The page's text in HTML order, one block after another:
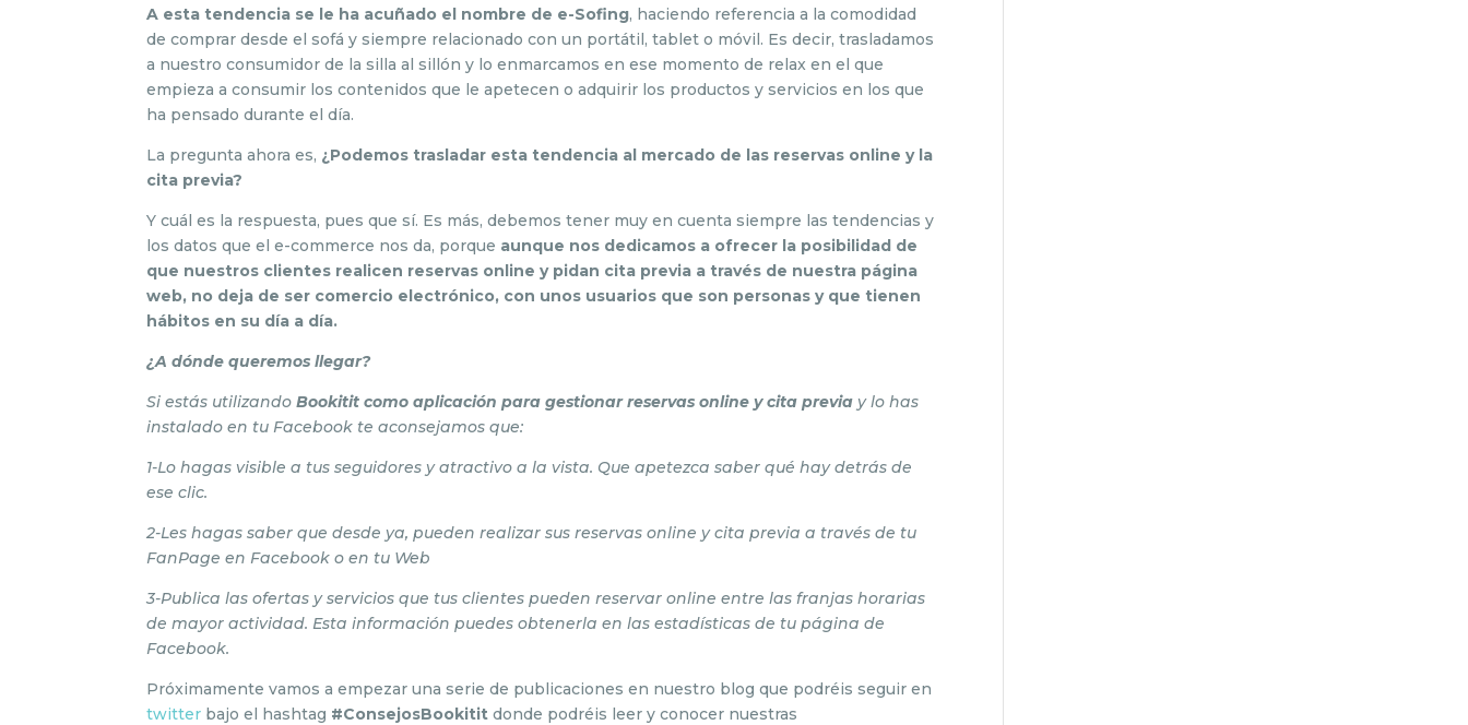
A esta tendencia se le ha acuñado el nombre de e-Sofing, haciendo referencia a la comodidad
de comprar desde el sofá y siempre relacionado con un portátil, tablet o móvil. Es decir, trasladamos
a nuestro consumidor de la silla al sillón y lo enmarcamos en ese momento de relax en el que
empieza a consumir los contenidos que le apetecen o adquirir los productos y servicios en los que
ha pensado durante el día.
La pregunta ahora es, ¿Podemos trasladar esta tendencia al mercado de las reservas online y la
cita previa?
Y cuál es la respuesta, pues que sí. Es más, debemos tener muy en cuenta siempre las tendencias y
los datos que el e-commerce nos da, porque aunque nos dedicamos a ofrecer la posibilidad de
que nuestros clientes realicen reservas online y pidan cita previa a través de nuestra página
web, no deja de ser comercio electrónico, con unos usuarios que son personas y que tienen
hábitos en su día a día.
¿A dónde queremos llegar?
Si estás utilizandoBookitit como aplicación para gestionar reservas online y cita previa y lo has
instalado en tu Facebook te aconsejamos que:
1-Lo hagas visible a tus seguidores y atractivo a la vista. Que apetezca saber qué hay detrás de
ese clic.
2-Les hagas saber que desde ya, pueden realizar sus reservas online y cita previa a través de tu
FanPage en Facebook o en tu Web
3-Publica las ofertas y servicios que tus clientes pueden reservar online entre las franjas horarias
de mayor actividad. Esta información puedes obtenerla en las estadísticas de tu página de
Facebook.
Próximamente vamos a empezar una serie de publicaciones en nuestro blog que podréis seguir en
twitter bajo el hashtag #ConsejosBookitit donde podréis leer y conocer nuestras